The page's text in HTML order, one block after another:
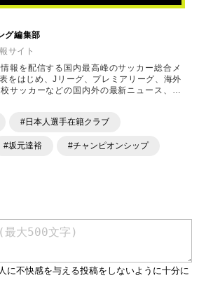
グ編集部
サイト
報を配信する国内最高峰のサッカー総合メ
をはじめ、Jリーグ、プレミアリーグ、海外
サッカーなどの国内外の最新ニュース、コ
」「YouTube」「TikTok」など、
#日本人選手在籍クラブ
#坂元達裕 #チャンピオンシップ